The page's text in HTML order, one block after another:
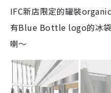
IFC新店限定的罐裝
有Blue Bottle logo的冰
喇～